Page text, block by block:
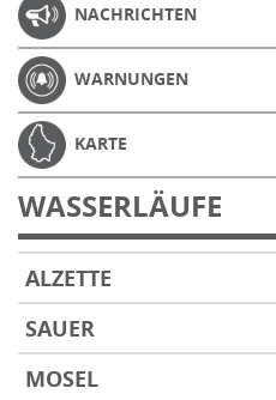
NACHRICHTEN
WARNUNGEN
KARTE
WASSERLÄUFE
ALZETTE
SAUER
MOSEL